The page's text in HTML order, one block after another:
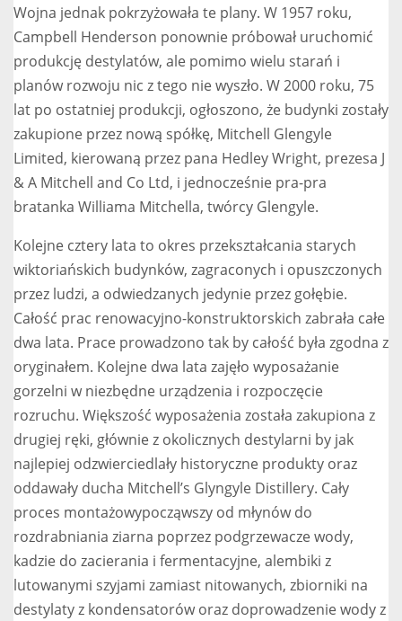
Wojna jednak pokrzyżowała te plany. W 1957 roku,
Campbell Henderson ponownie próbował uruchomić
produkcję destylatów, ale pomimo wielu starań i
planów rozwoju nic z tego nie wyszło. W 2000 roku, 75
lat po ostatniej produkcji, ogłoszono, że budynki zostały
zakupione przez nową spółkę, Mitchell Glengyle
Limited, kierowaną przez pana Hedley Wright, prezesa J
& A Mitchell and Co Ltd, i jednocześnie pra-pra
bratanka Williama Mitchella, twórcy Glengyle.
Kolejne cztery lata to okres przekształcania starych
wiktoriańskich budynków, zagraconych i opuszczonych
przez ludzi, a odwiedzanych jedynie przez gołębie.
Całość prac renowacyjno-konstruktorskich zabrała całe
dwa lata. Prace prowadzono tak by całość była zgodna z
oryginałem. Kolejne dwa lata zajęło wyposażanie
gorzelni w niezbędne urządzenia i rozpoczęcie
rozruchu. Większość wyposażenia została zakupiona z
drugiej ręki, głównie z okolicznych destylarni by jak
najlepiej odzwierciedlały historyczne produkty oraz
oddawały ducha Mitchell’s Glyngyle Distillery. Cały
proces montażowypocząwszy od młynów do
rozdrabniania ziarna poprzez podgrzewacze wody,
kadzie do zacierania i fermentacyjne, alembiki z
lutowanymi szyjami zamiast nitowanych, zbiorniki na
destylaty z kondensatorów oraz doprowadzenie wody z